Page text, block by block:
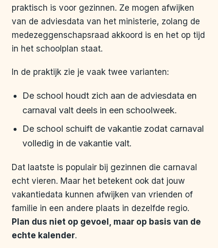
praktisch is voor gezinnen. Ze mogen afwijken
van de adviesdata van het ministerie, zolang de
medezeggenschapsraad akkoord is en het op tijd
in het schoolplan staat.
In de praktijk zie je vaak twee varianten:
De school houdt zich aan de adviesdata en
carnaval valt deels in een schoolweek.
De school schuift de vakantie zodat carnaval
volledig in de vakantie valt.
Dat laatste is populair bij gezinnen die carnaval
echt vieren. Maar het betekent ook dat jouw
vakantiedata kunnen afwijken van vrienden of
familie in een andere plaats in dezelfde regio.
Plan dus niet op gevoel, maar op basis van de
echte kalender.